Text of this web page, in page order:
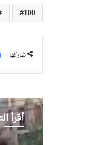
100
شاركها
أقرأ